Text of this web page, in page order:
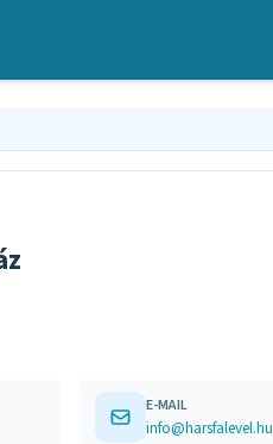
E-MAIL
info@harsfalevel.hu